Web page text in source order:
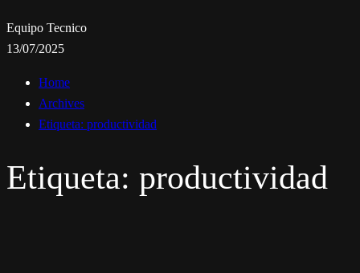
Equipo Tecnico
13/07/2025
Home
Archives
Etiqueta: productividad
Etiqueta: productividad